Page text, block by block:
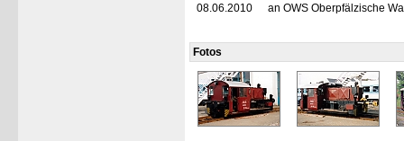
08.06.2010
an OWS Oberpfälzische
Fotos